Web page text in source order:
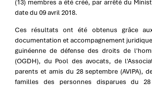
(13) membres a été créé, par arrêté du
date du 09 avril 2018.
Ces résultats ont été obtenus grâce
documentation et accompagnement
guinéenne de défense des droits de
(OGDH), du Pool des avocats, de
parents et amis du 28 septembre (AVIPA),
familles des personnes disparues du